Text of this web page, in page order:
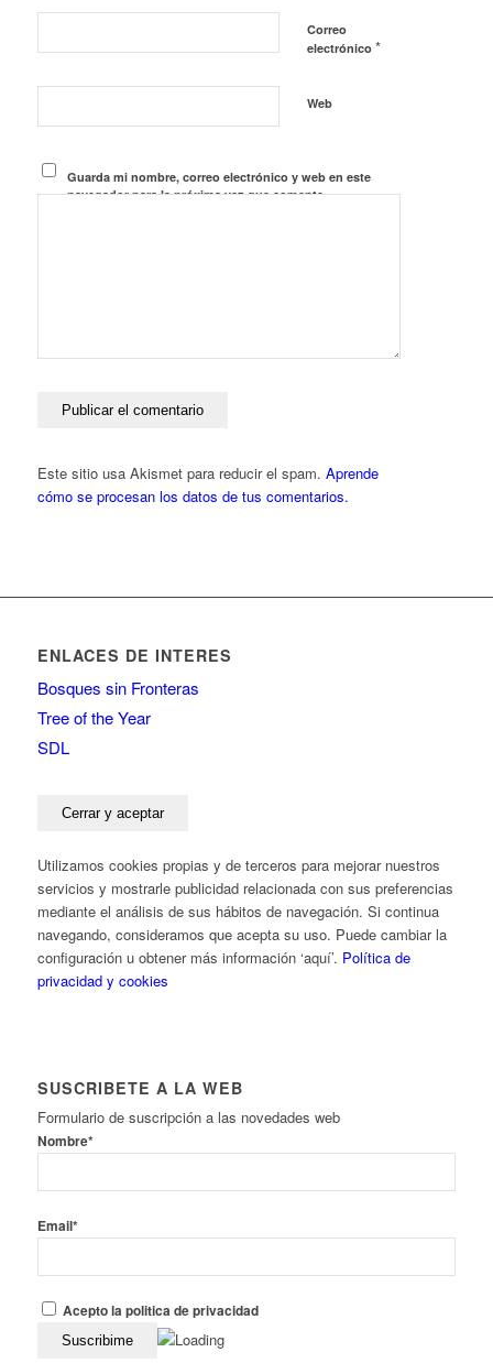
Correo
electrónico *
Web
Guarda mi nombre, correo electrónico y web en este
navegador para la próxima vez que comente.
Este sitio usa Akismet para reducir el spam. Aprende
cómo se procesan los datos de tus comentarios.
ENLACES DE INTERES
Bosques sin Fronteras
Tree of the Year
SDL
Utilizamos cookies propias y de terceros para mejorar nuestros
servicios y mostrarle publicidad relacionada con sus preferencias
mediante el análisis de sus hábitos de navegación. Si continua
navegando, consideramos que acepta su uso. Puede cambiar la
configuración u obtener más información ‘aquí’. Política de
privacidad y cookies
SUSCRIBETE A LA WEB
Formulario de suscripción a las novedades web
Nombre*
Email*
Acepto la politica de privacidad